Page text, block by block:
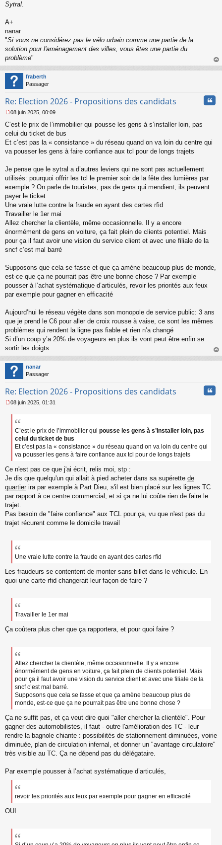
Sytral.
A+
nanar
"Si vous ne considérez pas le vélo urbain comme une partie de la
solution pour l'aménagement des villes, vous êtes une partie du
problème"
au
fraberth
Passager
Re: Election 2026 - Propositions des candidats
e
s
s
g
n
o
n
u
08 juin 2025, 00:09
C’est le prix de l’immobilier qui pousse les gens à s’installer loin, pas
celui du ticket de bus
Et c’est pas la « consistance » du réseau quand on va loin du centre qui
va pousser les gens à faire confiance aux tcl pour de longs trajets
Je pense que le sytral a d’autres leviers qui ne sont pas actuellement
utilisés: pourquoi offrir les tcl le premier soir de la fête des lumières par
exemple ? On parle de touristes, pas de gens qui mendient, ils peuvent
payer le ticket
Une vraie lutte contre la fraude en ayant des cartes rfid
Travailler le 1er mai
Allez chercher la clientèle, même occasionnelle. Il y a encore
énormément de gens en voiture, ça fait plein de clients potentiel. Mais
pour ça il faut avoir une vision du service client et avec une filiale de la
sncf c’est mal barré
Supposons que cela se fasse et que ça amène beaucoup plus de monde,
est-ce que ça ne pourrait pas être une bonne chose ? Par exemple
pousser à l’achat systématique d’articulés, revoir les priorités aux feux
par exemple pour gagner en efficacité
Aujourd’hui le réseau végète dans son monopole de service public: 3 ans
que je prend le C6 pour aller de croix rousse à vaise, ce sont les mêmes
problèmes qui rendent la ligne pas fiable et rien n’a changé
Si d’un coup y’a 20% de voyageurs en plus ils vont peut être enfin se
sortir les doigts
au
nanar
Passager
Re: Election 2026 - Propositions des candidats
e
n
o
l
u
08 juin 2025, 01:31
C’est le prix de l’immobilier qui pousse les gens à s’installer loin, pas
celui du ticket de bus
Et c’est pas la « consistance » du réseau quand on va loin du centre qui
va pousser les gens à faire confiance aux tcl pour de longs trajets
Ce n'est pas ce que j'ai écrit, relis moi, stp :
Je dis que quelqu'un qui allait à pied acheter dans sa supérette de
quartier ira par exemple à Part Dieu, s'il est bien placé sur les lignes TC
par rapport à ce centre commercial, et si ça ne lui coûte rien de faire le
trajet.
Pas besoin de "faire confiance" aux TCL pour ça, vu que n'est pas du
trajet récurent comme le domicile travail
Une vraie lutte contre la fraude en ayant des cartes rfid
Les fraudeurs se contentent de monter sans billet dans le véhicule. En
quoi une carte rfid changerait leur façon de faire ?
Travailler le 1er mai
Ça coûtera plus cher que ça rapportera, et pour quoi faire ?
Allez chercher la clientèle, même occasionnelle. Il y a encore
énormément de gens en voiture, ça fait plein de clients potentiel. Mais
pour ça il faut avoir une vision du service client et avec une filiale de la
sncf c’est mal barré.
Supposons que cela se fasse et que ça amène beaucoup plus de
monde, est-ce que ça ne pourrait pas être une bonne chose ?
Ça ne suffit pas, et ça veut dire quoi "aller chercher la clientèle". Pour
gagner des automobilistes, il faut - outre l'amélioration des TC - leur
rendre la bagnole chiante : possibilités de stationnement diminuées, voirie
diminuée, plan de circulation infernal, et donner un "avantage circulatoire"
très visible au TC. Ça ne dépend pas du délégataire.
Par exemple pousser à l’achat systématique d’articulés,
revoir les priorités aux feux par exemple pour gagner en efficacité
OUI